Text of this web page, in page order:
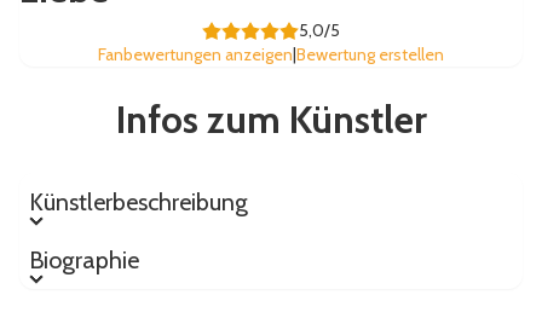
5,0/5
Fanbewertungen anzeigen|Bewertung erstellen
Infos zum Künstler
Künstlerbeschreibung
Biographie